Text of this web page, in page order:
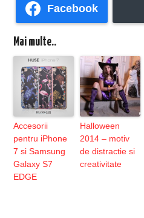
Facebook
Mai multe..
Accesorii
pentru iPhone
7 si Samsung
Galaxy S7
EDGE
Halloween
2014 – motiv
de distractie si
creativitate